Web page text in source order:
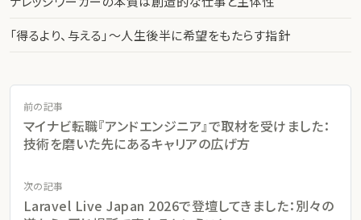
「得るより、与える」〜人生後半に希望をもたらす指針
前の記事
マイナビ転職『アンドエンジニア』で取材を受けました：
技術を磨いた先にあるキャリアの広げ方
次の記事
Laravel Live Japan 2026で登壇してきました：別々の